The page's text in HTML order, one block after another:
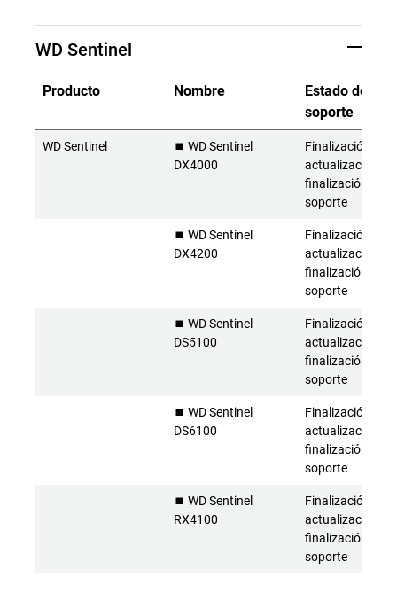
WD Sentinel
Producto Nombre
Estado del
soporte
WD Sentinel
⏹️ WD Sentinel
DX4000
Finalización de
actualizaciones
finalización del
soporte
⏹️ WD Sentinel
DX4200
Finalización de
actualizaciones
finalización del
soporte
⏹️ WD Sentinel
DS5100
Finalización de
actualizaciones
finalización del
soporte
⏹️ WD Sentinel
DS6100
Finalización de
actualizaciones
finalización del
soporte
⏹️ WD Sentinel
RX4100
Finalización de
actualizaciones
finalización del
soporte